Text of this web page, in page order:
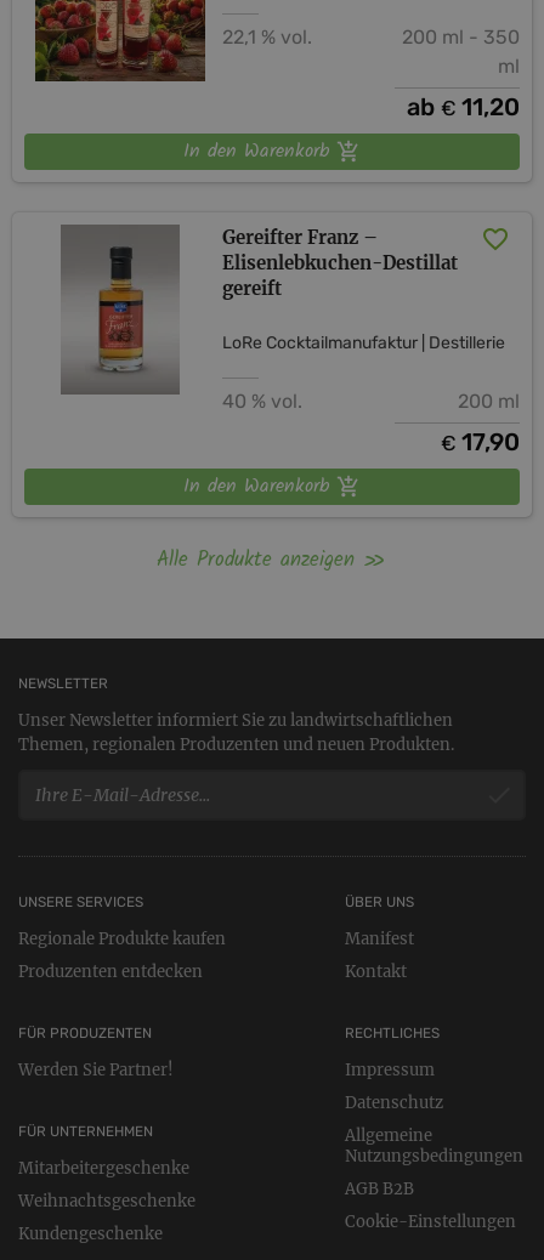
22,1 % vol.
200 ml - 350
ml
ab € 11,20
In den Warenkorb
Gereifter Franz –
Elisenlebkuchen-Destillat
gereift
LoRe Cocktailmanufaktur | Destillerie
40 % vol. 200 ml
€ 17,90
In den Warenkorb
Alle Produkte anzeigen
NEWSLETTER
Unser Newsletter informiert Sie zu landwirtschaftlichen
Themen, regionalen Produzenten und neuen Produkten.
UNSERE SERVICES
Regionale Produkte kaufen
Produzenten entdecken
FÜR PRODUZENTEN
Werden Sie Partner!
FÜR UNTERNEHMEN
Mitarbeitergeschenke
Weihnachtsgeschenke
Kundengeschenke
RECHTLICHES
Impressum
Datenschutz
Allgemeine
Nutzungsbedingungen
AGB B2B
Cookie-Einstellungen
ÜBER UNS
Manifest
Kontakt